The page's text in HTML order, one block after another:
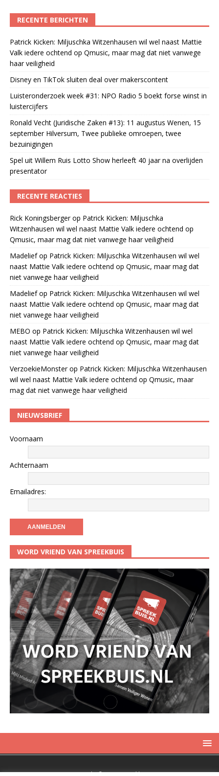
RECENTE BERICHTEN
Patrick Kicken: Miljuschka Witzenhausen wil wel naast Mattie
Valk iedere ochtend op Qmusic, maar mag dat niet vanwege
haar veiligheid
Disney en TikTok sluiten deal over makerscontent
Luisteronderzoek week #31: NPO Radio 5 boekt forse winst in
luistercijfers
Ronald Vecht (Juridische Zaken #13): 11 augustus Wenen, 15
september Hilversum, Twee publieke omroepen, twee
bezuinigingen
Spel uit Willem Ruis Lotto Show herleeft 40 jaar na overlijden
presentator
RECENTE REACTIES
Rick Koningsbergerop Patrick Kicken: Miljuschka
Witzenhausen wil wel naast Mattie Valk iedere ochtend op
Qmusic, maar mag dat niet vanwege haar veiligheid
Madeliefop Patrick Kicken: Miljuschka Witzenhausen wil wel
naast Mattie Valk iedere ochtend op Qmusic, maar mag dat
niet vanwege haar veiligheid
Madeliefop Patrick Kicken: Miljuschka Witzenhausen wil wel
naast Mattie Valk iedere ochtend op Qmusic, maar mag dat
niet vanwege haar veiligheid
MEBO op Patrick Kicken: Miljuschka Witzenhausen wil wel
naast Mattie Valk iedere ochtend op Qmusic, maar mag dat
niet vanwege haar veiligheid
VerzoekieMonsterop Patrick Kicken: Miljuschka Witzenhausen
wil wel naast Mattie Valk iedere ochtend op Qmusic, maar
mag dat niet vanwege haar veiligheid
NIEUWSBRIEF
Voornaam
Achternaam
Emailadres:
WORD VRIEND VAN SPREEKBUIS